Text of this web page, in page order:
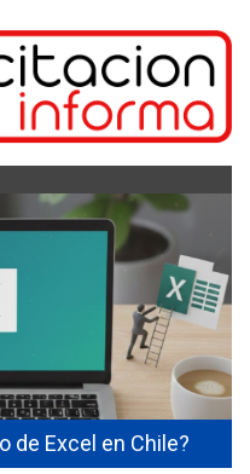
de Excel en Chile?